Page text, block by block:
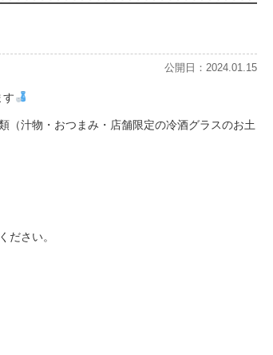
公開日：2024.01.15
す
（汁物・おつまみ・店舗限定の冷酒グラスのお土
ださい。